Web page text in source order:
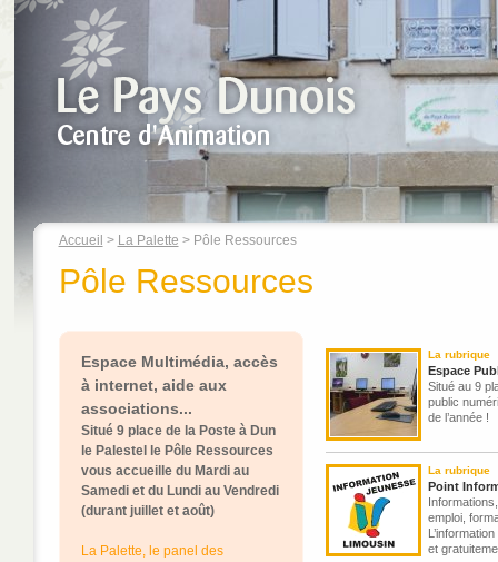
Accueil > La Palette > Pôle Ressources
Pôle Ressources
Espace Multimédia, accès
à internet, aide aux
associations...
Situé 9 place de la Poste à Dun
le Palestel le Pôle Ressources
vous accueille du Mardi au
Samedi et du Lundi au Vendredi
(durant juillet et août)
La Palette, le panel des
La rubrique
Espace
Situé au 9
public
de l’année !
La rubrique
Point
emploi,
et